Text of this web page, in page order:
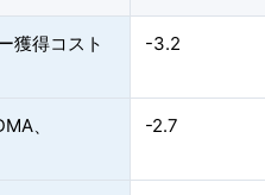
獲得コスト
-3.2
、
-2.7